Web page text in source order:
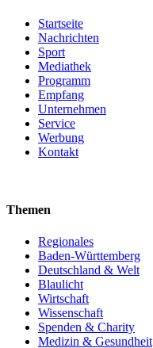
Startseite
Nachrichten
Sport
Mediathek
Programm
Empfang
Unternehmen
Service
Werbung
Kontakt
Themen
Regionales
Baden-Württemberg
Deutschland & Welt
Blaulicht
Wirtschaft
Wissenschaft
Spenden & Charity
Medizin & Gesundheit